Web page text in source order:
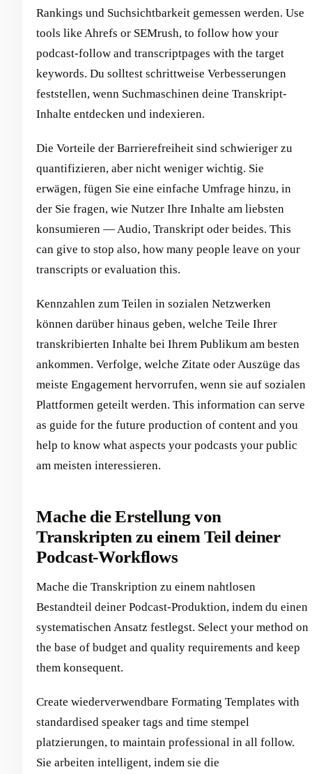
Rankings und Suchsichtbarkeit gemessen werden. Use
tools like Ahrefs or SEMrush, to follow how your
podcast-follow and transcriptpages with the target
keywords. Du solltest schrittweise Verbesserungen
feststellen, wenn Suchmaschinen deine Transkript-
Inhalte entdecken und indexieren.
Die Vorteile der Barrierefreiheit sind schwieriger zu
quantifizieren, aber nicht weniger wichtig. Sie
erwägen, fügen Sie eine einfache Umfrage hinzu, in
der Sie fragen, wie Nutzer Ihre Inhalte am liebsten
konsumieren — Audio, Transkript oder beides. This
can give to stop also, how many people leave on your
transcripts or evaluation this.
Kennzahlen zum Teilen in sozialen Netzwerken
können darüber hinaus geben, welche Teile Ihrer
transkribierten Inhalte bei Ihrem Publikum am besten
ankommen. Verfolge, welche Zitate oder Auszüge das
meiste Engagement hervorrufen, wenn sie auf sozialen
Plattformen geteilt werden. This information can serve
as guide for the future production of content and you
help to know what aspects your podcasts your public
am meisten interessieren.
Mache die Erstellung von
Transkripten zu einem Teil deiner
Podcast-Workflows
Mache die Transkription zu einem nahtlosen
Bestandteil deiner Podcast-Produktion, indem du einen
systematischen Ansatz festlegst. Select your method on
the base of budget and quality requirements and keep
them konsequent.
Create wiederverwendbare Formating Templates with
standardised speaker tags and time stempel
platzierungen, to maintain professional in all follow.
Sie arbeiten intelligent, indem sie die